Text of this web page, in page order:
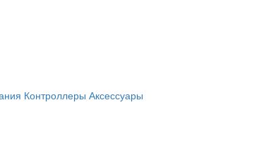
Контроллеры Аксессуары